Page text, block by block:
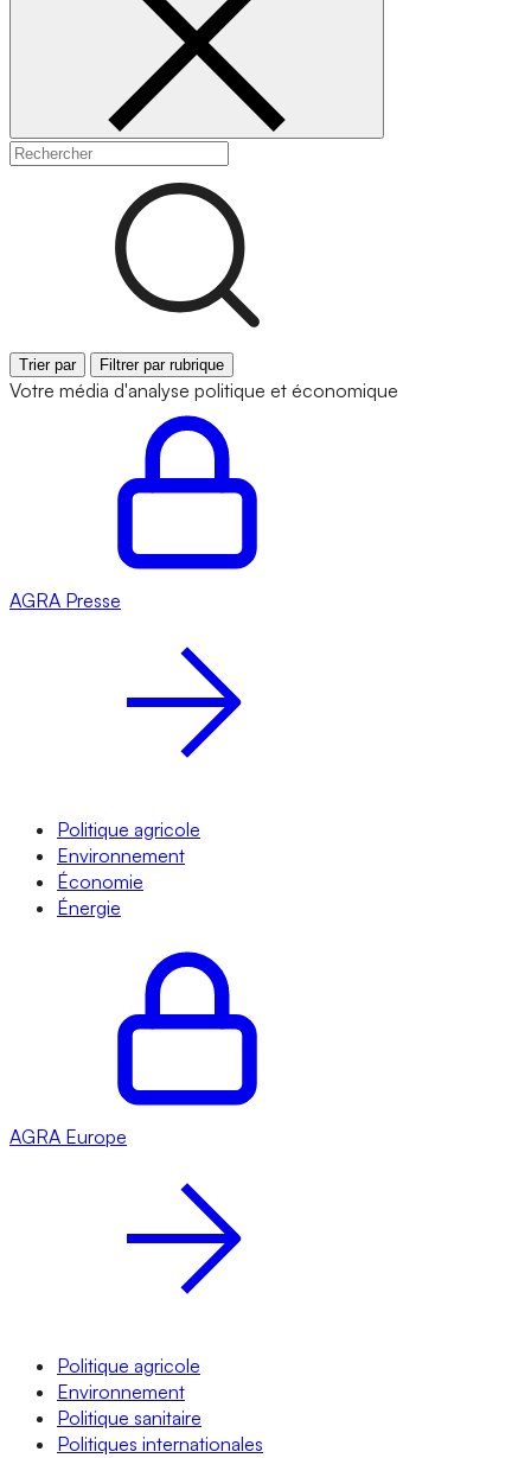
Trier par Filtrer par rubrique
Votre média d'analyse politique et économique
AGRA Presse
Politique agricole
Environnement
Économie
Énergie
AGRA Europe
Politique agricole
Environnement
Politique sanitaire
Politiques internationales